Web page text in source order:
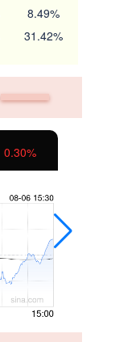
8.49%
31.42%
0.30%